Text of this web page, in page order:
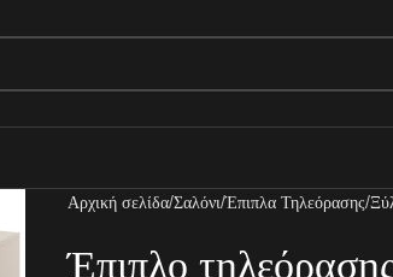
Αρχική σελίδα Σαλόνι Έπιπλα Τηλεόρασης